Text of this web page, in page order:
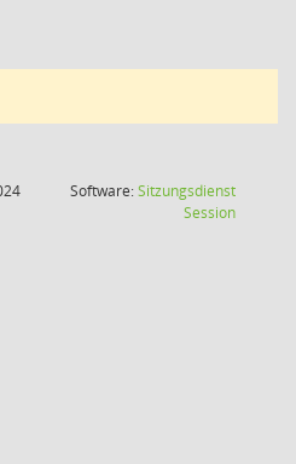
Software:Sitzungsdienst
Session(Wird in